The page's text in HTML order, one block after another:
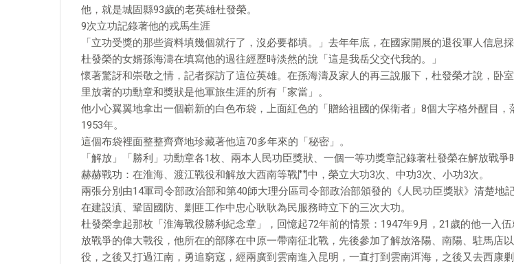
他，就是城固縣93歲的老英雄杜發榮。
9次立功記錄著他的戎馬生涯
「立功受獎的那些資料填幾個就行了，沒必要都填。」去年年底，在國家開展的退役軍人信息
杜發榮的女婿孫海濤在填寫他的過往經歷時淡然的說「這是我岳父交代我的。」
懷著驚訝和崇敬之情，記者探訪了這位英雄。在孫海濤及家人的再三說服下，杜發榮才說，卧
里放著的功勳章和獎狀是他軍旅生涯的所有「家當」。
他小心翼翼地拿出一個嶄新的白色布袋，上面紅色的「贈給祖國的保衛者」8個大字格外醒目，
1953年。
這個布袋裡面整整齊齊地珍藏著他這70多年來的「秘密」。
「解放」「勝利」功勳章各1枚、兩本人民功臣獎狀、一個一等功獎章記錄著杜發榮在解放戰爭
赫赫戰功：在淮海、渡江戰役和解放大西南等戰鬥中，榮立大功3次、中功3次、小功3次。
兩張分別由14軍司令部政治部和第40師大理分區司令部政治部頒發的《人民功臣獎狀》清楚地
在建設滇、鞏固國防、剿匪工作中忠心耿耿為民服務時立下的三次大功。
杜發榮拿起那枚「淮海戰役勝利紀念章」，回憶起72年前的情景：1947年9月，21歲的他一入
放戰爭的偉大戰役，他所在的部隊在中原一帶南征北戰，先後參加了解放洛陽、南陽、駐馬店
役，之後又打過江南，勇追窮寇，經兩廣到雲南進入昆明，一直打到雲南洱海，之後又去西康